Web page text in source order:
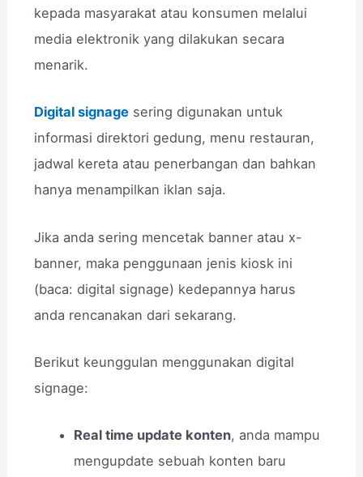
kepada masyarakat atau konsumen melalui
media elektronik yang dilakukan secara
menarik.
Digital signagesering digunakan untuk
informasi direktori gedung, menu restauran,
jadwal kereta atau penerbangan dan bahkan
hanya menampilkan iklan saja.
Jika anda sering mencetak banner atau x-
banner, maka penggunaan jenis kiosk ini
(baca: digital signage) kedepannya harus
anda rencanakan dari sekarang.
Berikut keunggulan menggunakan digital
signage:
Real time update konten, anda mampu
mengupdate sebuah konten baru